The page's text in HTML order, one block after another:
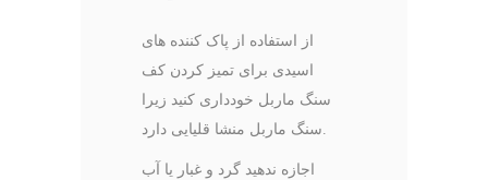
از استفاده از پاک کننده های
اسیدی برای تمیز کردن کف
سنگ ماربل خودداری کنید زیرا
اجازه ندهید گرد و غبار یا آب